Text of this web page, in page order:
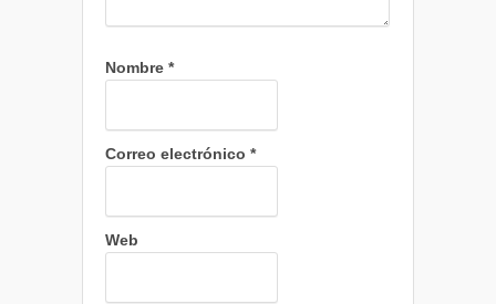
Nombre *
Correo electrónico *
Web